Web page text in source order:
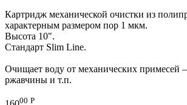
Картридж механической очистки из
характерным размером пор 1 мкм.
Высота 10".
Стандарт Slim Line.
Очищает воду от механических примесей
ржавчины и т.п.
00 Р